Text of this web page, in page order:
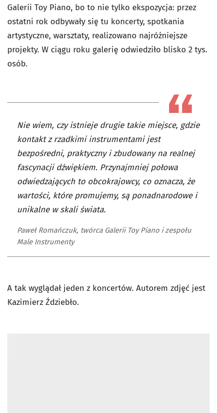
Galerii Toy Piano, bo to nie tylko ekspozycja: przez
ostatni rok odbywały się tu koncerty, spotkania
artystyczne, warsztaty, realizowano najróżniejsze
projekty. W ciągu roku galerię odwiedziło blisko 2 tys.
osób.
Nie wiem, czy istnieje drugie takie miejsce, gdzie
kontakt z rzadkimi instrumentami jest
bezpośredni, praktyczny i zbudowany na realnej
fascynacji dźwiękiem. Przynajmniej połowa
odwiedzających to obcokrajowcy, co oznacza, że
wartości, które promujemy, są ponadnarodowe i
unikalne w skali świata.
Paweł Romańczuk, twórca Galerii Toy Piano i zespołu
Male Instrumenty
A tak wyglądał jeden z koncertów. Autorem zdjęć jest
Kazimierz Ździebło.